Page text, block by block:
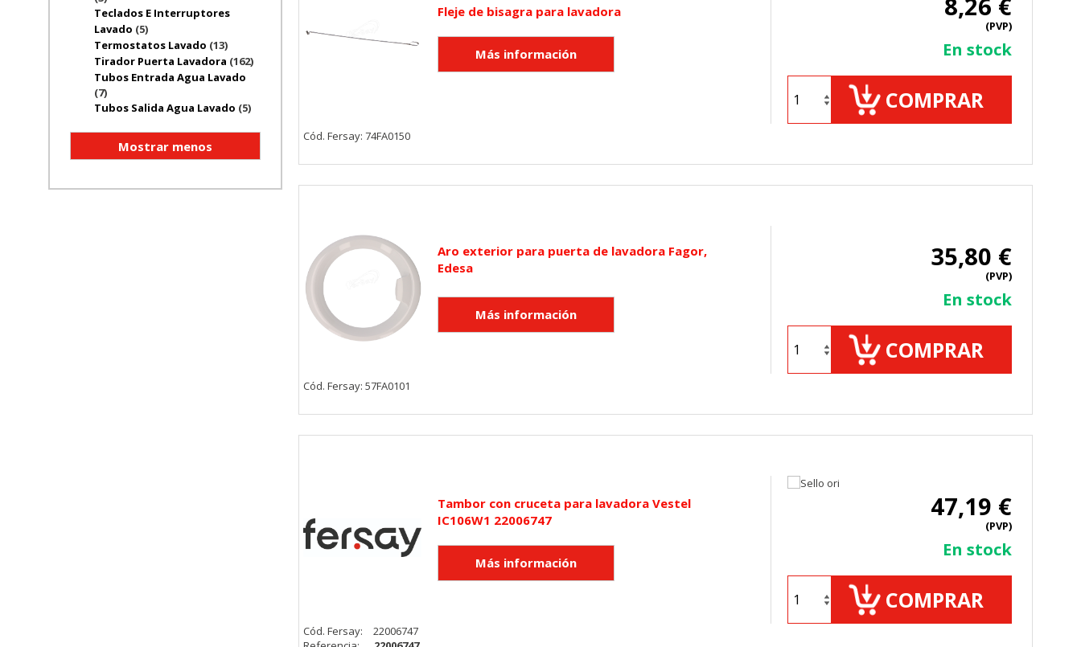
Teclados E Interruptores
Lavado (5)
Termostatos Lavado (13)
Tirador Puerta Lavadora (162)
Tubos Entrada Agua Lavado
(7)
Tubos Salida Agua Lavado (5)
Fleje de bisagra para lavadora
(PVP)
En stock
COMPRAR
Cód. Fersay: 74FA0150
Aro exterior para puerta de lavadora Fagor,
Edesa
35,80 €
(PVP)
En stock
COMPRAR
Cód. Fersay: 57FA0101
Tambor con cruceta para lavadora Vestel
IC106W1 22006747
47,19 €
(PVP)
En stock
COMPRAR
Cód. Fersay:
22006747
Estas cookies son necesarias para que el sitio web funcione y no se pueden desactivar en nuestros sistemas. Puede configurar su
navegador para bloquear o alertar sobre estas cookies, pero alguna áreas del sitio no funcionarán. Estas cookies no almacenan ninguna
información de identificación personal.
_utma,_utmb,_utmc,_utmz,_utmt,_utmz,_atuvc,_atuvs, _ga, _gid, _evPromtCookies
Estas cookies pueden ser establecidas a través de nuestro sitio por nuestros socios publicitarios. Pueden ser utilizadas por esas
empresas para crear un perfil de sus intereses y mostrarle anuncios relevantes en otros sitios. No almacenan directamente información